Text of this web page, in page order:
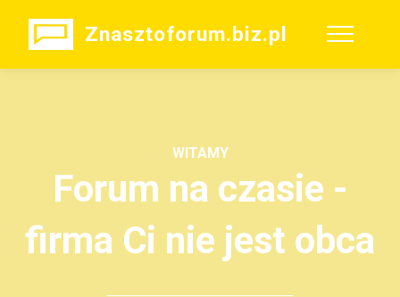
Znasztoforum.biz.pl
WITAMY
Forum na czasie -
firma Ci nie jest obca